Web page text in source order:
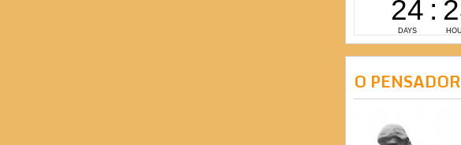
O PENSADOR